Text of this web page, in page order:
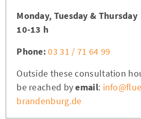
Monday, Tuesday & Thursday
10-13 h
Phone:03 31 / 71 64 99
Outside these consultation
be reached byemail:
brandenburg.de